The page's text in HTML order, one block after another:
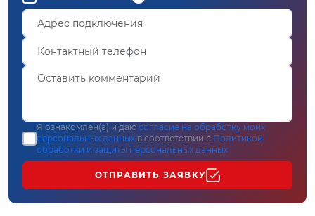
Я ознакомлен(а) и даю согласие на обработку моих
персональных данных в соответствии с Политикой
обработки и защиты персональных данных
ОТПРАВИТЬ ЗАЯВКУ